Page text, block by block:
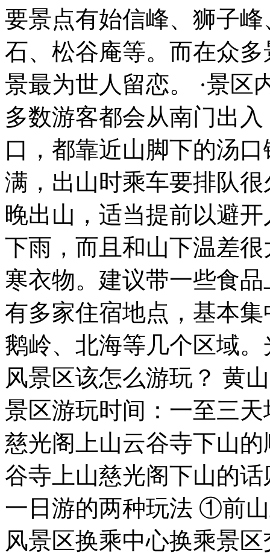
要景点有始信峰、狮子
石、松谷庵等。而在众
景最为世人留恋。 ·景区
多数游客都会从南门出
口，都靠近山脚下的汤
满，出山时乘车要排队
晚出山，适当提前以避
下雨，而且和山下温差
寒衣物。建议带一些食
有多家住宿地点，基本
鹅岭、北海等几个区域
风景区该怎么游玩？ 黄
景区游玩时间：一至三
慈光阁上山云谷寺下山
谷寺上山慈光阁下山的
一日游的两种玩法 ①前
风景区换乘中心换乘景